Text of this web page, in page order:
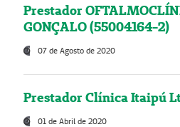
Prestador
GONÇALO (55004164-2)
07 de Agosto de 2020
Prestador Clínica Itaipú
01 de Abril de 2020